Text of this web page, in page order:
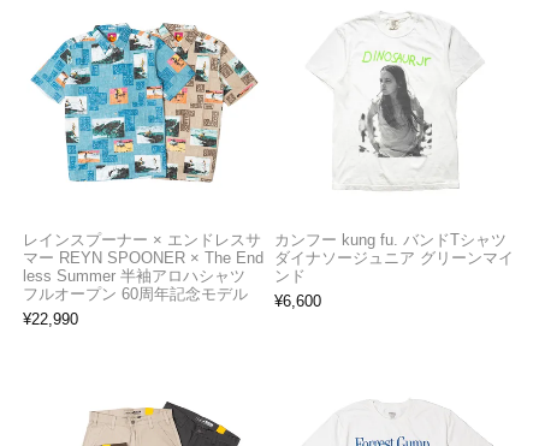
レインスプーナー × エンドレスサ
マー REYN SPOONER × The End
less Summer 半袖アロハシャツ
フルオープン 60周年記念モデル
¥22,990
カンフー kung fu. バンドTシャツ
ダイナソージュニア グリーンマイ
ンド
¥6,600